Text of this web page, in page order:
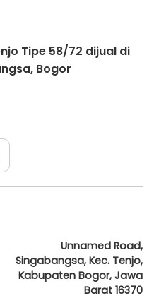
Tipe 58/72 dijual di
Bogor
Unnamed Road,
Singabangsa, Kec. Tenjo,
Kabupaten Bogor, Jawa
Barat 16370